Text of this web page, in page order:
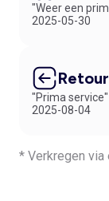
"Weer een
2025-05-30
Retour
"Prima service"
2025-08-04
* Verkregen via